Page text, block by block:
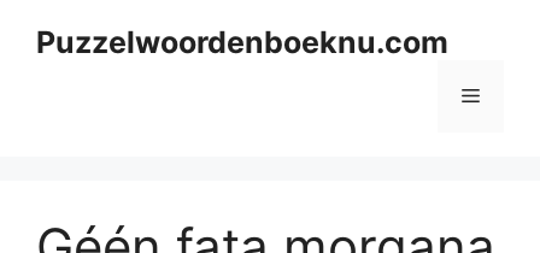
Puzzelwoordenboeknu.com
Menu